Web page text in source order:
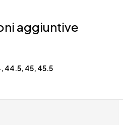
aggiuntive
, 44.5, 45, 45.5